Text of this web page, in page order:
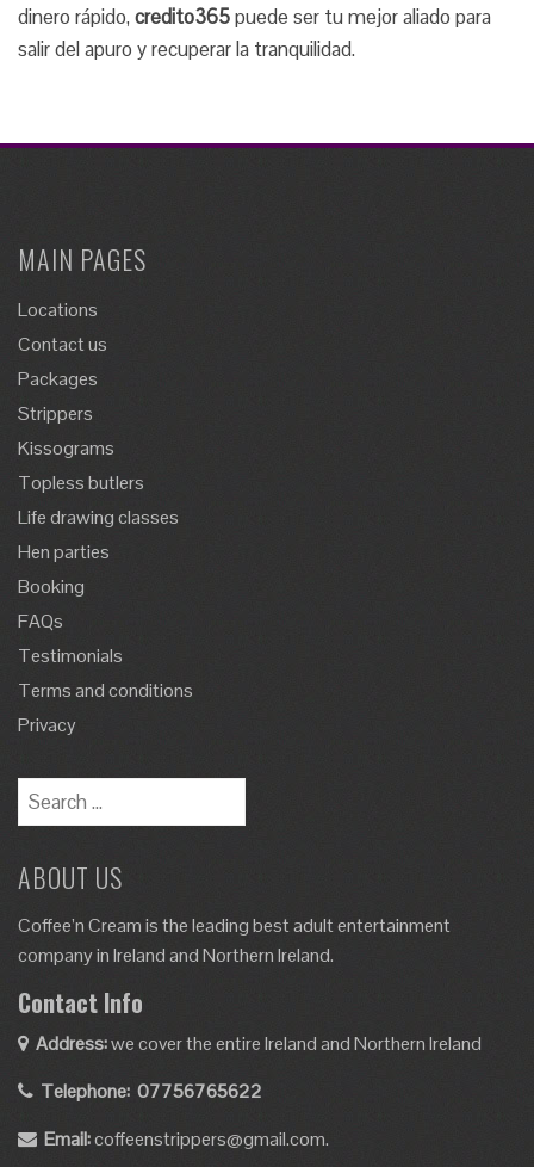
dinero rápido, credito365puede ser tu mejor aliado para
salir del apuro y recuperar la tranquilidad.
MAIN PAGES
Locations
Contact us
Packages
Strippers
Kissograms
Topless butlers
Life drawing classes
Hen parties
Booking
FAQs
Testimonials
Terms and conditions
Privacy
Search
for:
ABOUT US
Coffee’n Cream is the leading best adult entertainment
company in Ireland and Northern Ireland.
Contact Info
Address:we cover the entire Ireland and Northern Ireland
Telephone: 07756765622
Email:coffeenstrippers@gmail.com.